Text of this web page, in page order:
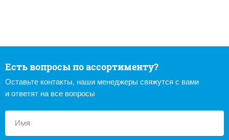
Есть вопросы по ассортименту?
Оставьте контакты, наши менеджеры свяжутся с вами
и ответят на все вопросы